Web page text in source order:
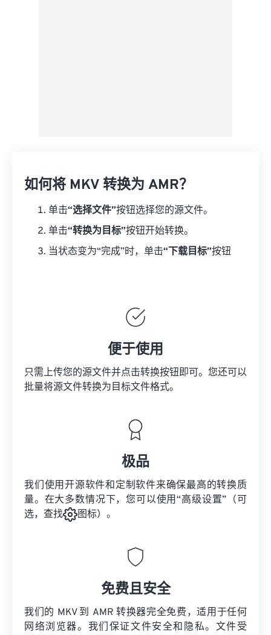
如何将 MKV 转换为 AMR？
单击“选择文件”按钮选择您的源文件。
单击“转换为目标”按钮开始转换。
当状态变为“完成”时，单击“下载目标”按钮
便于使用
只需上传您的源文件并点击转换按钮即可。您还可以
批量将源文件转换为目标文件格式。
极品
我们使用开源软件和定制软件来确保最高的转换质
量。在大多数情况下，您可以使用“高级设置”（可
选，查找
图标）。
免费且安全
我们的 MKV 到 AMR 转换器完全免费，适用于任何
网络浏览器。我们保证文件安全和隐私。文件受